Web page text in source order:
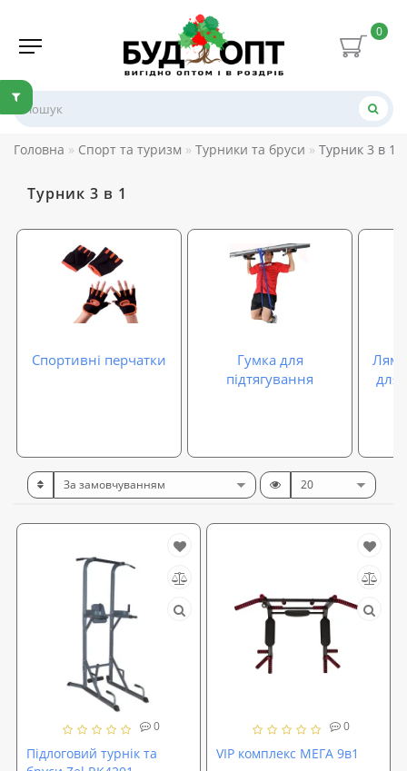
0
Головна Спорт та туризм Турники та бруси Турник 3 в 1
Турник 3 в 1
Спортивні перчатки
Гумка для
підтягування
для
0
Підлоговий турнік та
0
VIP комплекс МЕГА 9в1